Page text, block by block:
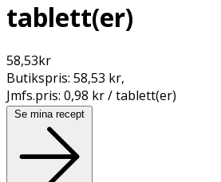
tablett(er)
58,53kr
Butikspris: 58,53 kr,
Jmfs.pris: 0,98 kr / tablett(er)
Se mina recept